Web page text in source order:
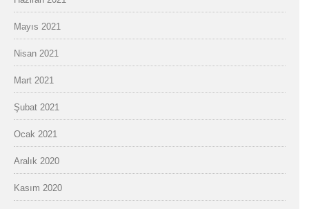
Mayıs 2021
Nisan 2021
Mart 2021
Şubat 2021
Ocak 2021
Aralık 2020
Kasım 2020